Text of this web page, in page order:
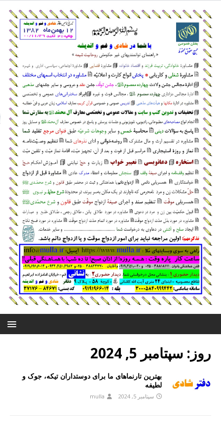
روز: سپتامبر 5, 2024
بهترین تارنماهای ما برای دوستداران تیکه، جوک و
لطیفه
سپتامبر 5, 2024 mulla